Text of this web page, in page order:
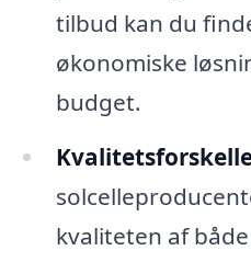
tilbud kan du
økonomiske
budget.
kvaliteten af